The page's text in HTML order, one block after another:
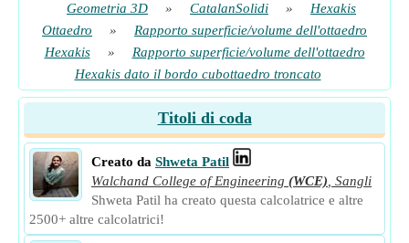
Geometria 3D
» CatalanSolidi »
Hexakis
Ottaedro
»
Rapporto superficie/volume dell'ottaedro
Hexakis
»
Rapporto superficie/volume dell'ottaedro
Hexakis dato il bordo cubottaedro troncato
Titoli di coda
Creato da Shweta Patil
Walchand College of Engineering (WCE) Sangli
Shweta Patil ha creato questa calcolatrice e altre
2500+ altre calcolatrici!